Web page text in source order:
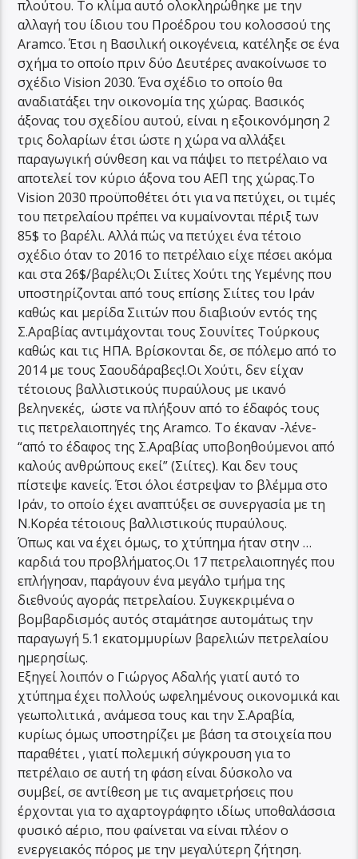
πλούτου. Το κλίμα αυτό ολοκληρώθηκε με την
αλλαγή του ίδιου του Προέδρου του κολοσσού της
Aramco. Έτσι η Βασιλική οικογένεια, κατέληξε σε ένα
σχήμα το οποίο πριν δύο Δευτέρες ανακοίνωσε το
σχέδιο Vision 2030. Ένα σχέδιο το οποίο θα
αναδιατάξει την οικονομία της χώρας. Βασικός
άξονας του σχεδίου αυτού, είναι η εξοικονόμηση 2
τρις δολαρίων έτσι ώστε η χώρα να αλλάξει
παραγωγική σύνθεση και να πάψει το πετρέλαιο να
αποτελεί τον κύριο άξονα του ΑΕΠ της χώρας.Το
Vision 2030 προϋποθέτει ότι για να πετύχει, οι τιμές
του πετρελαίου πρέπει να κυμαίνονται πέριξ των
85$ το βαρέλι. Αλλά πώς να πετύχει ένα τέτοιο
σχέδιο όταν το 2016 το πετρέλαιο είχε πέσει ακόμα
και στα 26$/βαρέλι;Οι Σιίτες Χούτι της Υεμένης που
υποστηρίζονται από τους επίσης Σιίτες του Ιράν
καθώς και μερίδα Σιιτών που διαβιούν εντός της
Σ.Αραβίας αντιμάχονται τους Σουνίτες Τούρκους
καθώς και τις ΗΠΑ. Βρίσκονται δε, σε πόλεμο από το
2014 με τους Σαουδάραβες!.Οι Χούτι, δεν είχαν
τέτοιους βαλλιστικούς πυραύλους με ικανό
βεληνεκές, ώστε να πλήξουν από το έδαφός τους
τις πετρελαιοπηγές της Aramco. Το έκαναν -λένε-
“από το έδαφος της Σ.Αραβίας υποβοηθούμενοι από
καλούς ανθρώπους εκεί” (Σιίτες). Και δεν τους
πίστεψε κανείς. Έτσι όλοι έστρεψαν το βλέμμα στο
Ιράν, το οποίο έχει αναπτύξει σε συνεργασία με τη
Ν.Κορέα τέτοιους βαλλιστικούς πυραύλους.
Όπως και να έχει όμως, το χτύπημα ήταν στην …
καρδιά του προβλήματος.Οι 17 πετρελαιοπηγές που
επλήγησαν, παράγουν ένα μεγάλο τμήμα της
διεθνούς αγοράς πετρελαίου. Συγκεκριμένα ο
βομβαρδισμός αυτός σταμάτησε αυτομάτως την
παραγωγή 5.1 εκατομμυρίων βαρελιών πετρελαίου
ημερησίως.
Εξηγεί λοιπόν ο Γιώργος Αδαλής γιατί αυτό το
χτύπημα έχει πολλούς ωφελημένους οικονομικά και
γεωπολιτικά , ανάμεσα τους και την Σ.Αραβία,
κυρίως όμως υποστηρίζει με βάση τα στοιχεία που
παραθέτει , γιατί πολεμική σύγκρουση για το
πετρέλαιο σε αυτή τη φάση είναι δύσκολο να
συμβεί, σε αντίθεση με τις αναμετρήσεις που
έρχονται για το αχαρτογράφητο ιδίως υποθαλάσσια
φυσικό αέριο, που φαίνεται να είναι πλέον ο
ενεργειακός πόρος με την μεγαλύτερη ζήτηση.